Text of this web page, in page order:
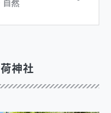
神社